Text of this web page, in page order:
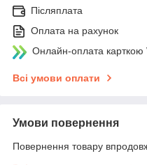
Післяплата
Оплата на рахунок
Онлайн-оплата
Всі умови оплати
Умови повернення
Повернення товару